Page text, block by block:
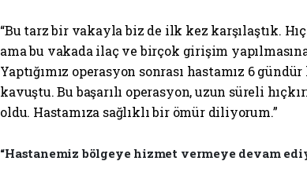
“Bu tarz bir vakayla biz de ilk kez karşılaştık.
ama bu vakada ilaç ve birçok girişim
Yaptığımız operasyon sonrası hastamız 6
kavuştu. Bu başarılı operasyon, uzun süreli
oldu. Hastamıza sağlıklı bir ömür diliyorum.”
“Hastanemiz bölgeye hizmet vermeye devam